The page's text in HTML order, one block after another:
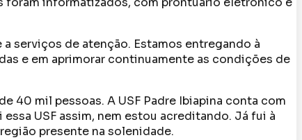
serviços de atenção. Estamos entregando à
e em aprimorar continuamente as condições de
40 mil pessoas. A USF Padre Ibiapina conta com
USF assim, nem estou acreditando. Já fui à
presente na solenidade.